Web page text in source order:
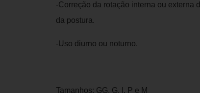
-Correção da rotação interna ou externa
da postura.
-Uso diurno ou noturno.
Tamanhos: GG, G, I, P e M